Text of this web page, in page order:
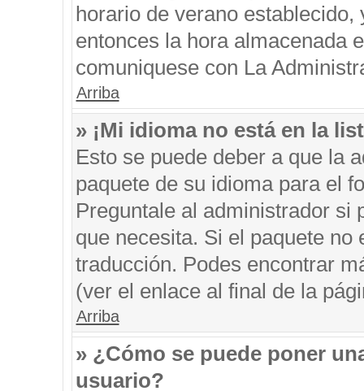
horario de verano
entonces la hora almacenada
comuniquese con La
Arriba
» ¡Mi idioma no está en la
Esto se puede deber a que la
paquete de su idioma para el
Preguntale al administrador si
que necesita. Si el paquete
traducción. Podes encontrar
(ver el enlace al final de la
Arriba
» ¿Cómo se puede poner
usuario?